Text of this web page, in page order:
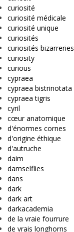
curiosité
curiosité médicale
curiosité unique
curiosités
curiosités bizarreries
curiosity
curious
cypraea
cypraea bistrinotata
cypraea tigris
cyril
cœur anatomique
d'énormes cornes
d'origine éthique
d'autruche
daim
damselflies
dans
dark
dark art
darkacademia
de la vraie fourrure
de vrais longhorns